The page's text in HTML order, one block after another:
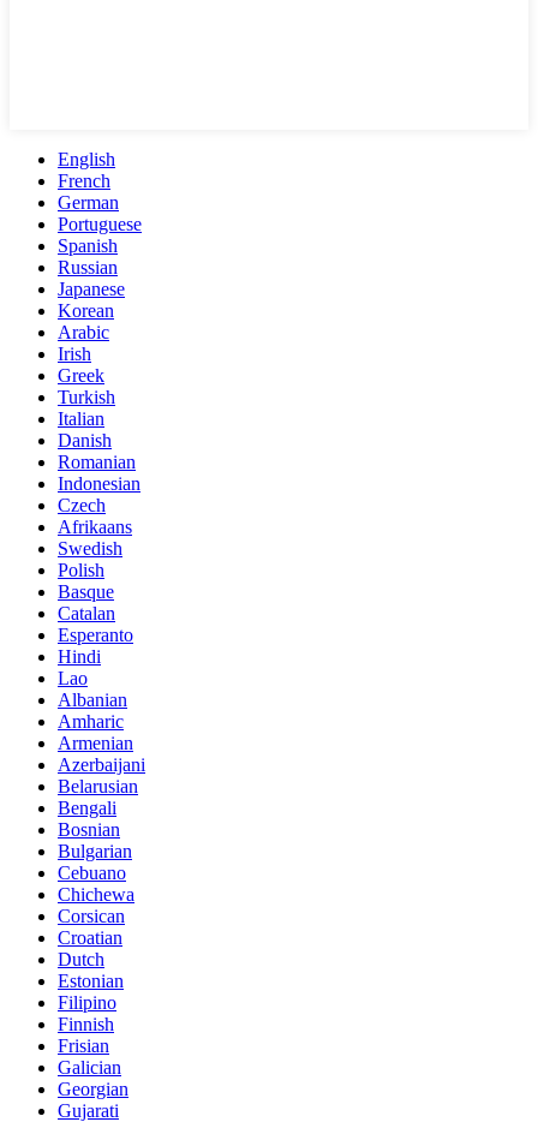
English
French
German
Portuguese
Spanish
Russian
Japanese
Korean
Arabic
Irish
Greek
Turkish
Italian
Danish
Romanian
Indonesian
Czech
Afrikaans
Swedish
Polish
Basque
Catalan
Esperanto
Hindi
Lao
Albanian
Amharic
Armenian
Azerbaijani
Belarusian
Bengali
Bosnian
Bulgarian
Cebuano
Chichewa
Corsican
Croatian
Dutch
Estonian
Filipino
Finnish
Frisian
Galician
Georgian
Gujarati